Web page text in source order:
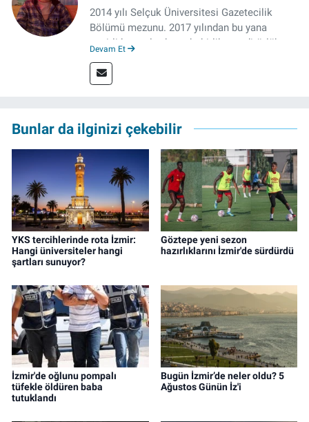
2014 yılı Selçuk Üniversitesi Gazetecilik
Bölümü mezunu. 2017 yılından bu yana
çeşitli kurumlarda muhabirlik ve editörlük
müdürü olarak devam ediyor.
Devam Et
Bunlar da ilginizi çekebilir
YKS tercihlerinde rota İzmir:
Hangi üniversiteler hangi
şartları sunuyor?
Göztepe yeni sezon
hazırlıklarını İzmir'de sürdürdü
İzmir'de oğlunu pompalı
tüfekle öldüren baba
tutuklandı
Bugün İzmir’de neler oldu? 5
Ağustos Günün İz'i